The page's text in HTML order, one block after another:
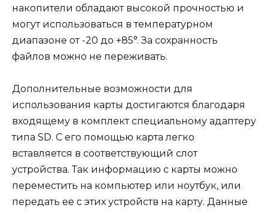
накопители обладают высокой прочностью и
могут использоваться в температурном
диапазоне от -20 до +85°. За сохранность
файлов можно не переживать.
Дополнительные возможности для
использования карты достигаются благодаря
входящему в комплект специальному адаптеру
типа SD. С его помощью карта легко
вставляется в соответствующий слот
устройства. Так информацию с карты можно
переместить на компьютер или ноутбук, или
передать ее с этих устройств на карту. Данные